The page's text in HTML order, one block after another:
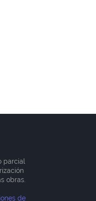
parcial
obras.
de